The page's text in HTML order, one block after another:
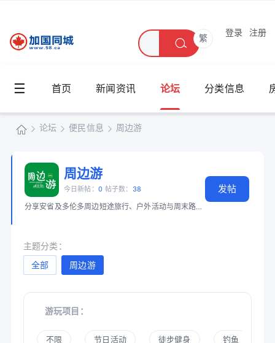
繁
登录 注册
☰ 首页 新闻资讯 论坛 分类信息
国
城
»
论坛
›
便民信息 周边游
周边游
今日新帖： 0 帖子数： 38
分享安省及多伦多周边短途旅行、户外活动与周末路线。 📖 必读：
发帖
主题分类：
全部
周边游
游玩项目：
不限 节日活动 徒步健身 钓鱼